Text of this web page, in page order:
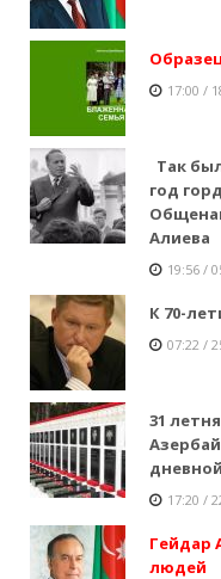
17:00 /
Так
год
Алиева
19:56 /
К 70-
07:22 /
31
17:20 /
Гейдар
людей